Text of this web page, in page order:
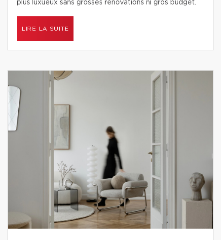
plus luxueux sans grosses rénovations ni gros budget.
LIRE LA SUITE